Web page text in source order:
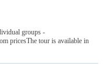
groups -
pricesThe tour is available in